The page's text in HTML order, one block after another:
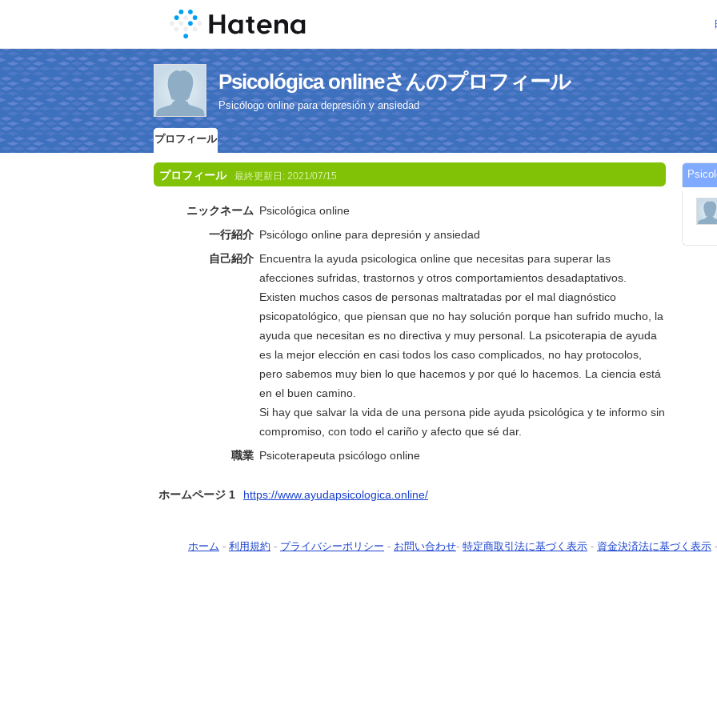
Psicológica onlineさんのプロフィール
Psicólogo online para depresión y ansiedad
プロフィール
プロフィール 最終更新日: 2021/07/15
ニックネーム Psicológica online
一行紹介 Psicólogo online para depresión y ansiedad
自己紹介 Encuentra la ayuda psicologica online que necesitas para superar las
afecciones sufridas, trastornos y otros comportamientos desadaptativos.
Existen muchos casos de personas maltratadas por el mal diagnóstico
psicopatológico, que piensan que no hay solución porque han sufrido mucho, la
ayuda que necesitan es no directiva y muy personal. La psicoterapia de ayuda
es la mejor elección en casi todos los caso complicados, no hay protocolos,
pero sabemos muy bien lo que hacemos y por qué lo hacemos. La ciencia está
en el buen camino.
Si hay que salvar la vida de una persona pide ayuda psicológica y te informo sin
compromiso, con todo el cariño y afecto que sé dar.
職業 Psicoterapeuta psicólogo online
ホームページ 1 https://www.ayudapsicologica.online/
ホーム - 利用規約 - プライバシーポリシー - お問い合わせ- 特定商取引法に基づく表示 - 資金決済法に基づく表示 -